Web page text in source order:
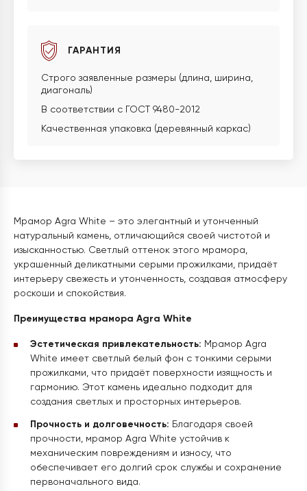
ГАРАНТИЯ
Строго заявленные размеры (длина, ширина,
диагональ)
В соответствии с ГОСТ 9480-2012
Качественная упаковка (деревянный каркас)
Мрамор Agra White – это элегантный и утонченный
натуральный камень, отличающийся своей чистотой и
изысканностью. Светлый оттенок этого мрамора,
украшенный деликатными серыми прожилками, придаёт
интерьеру свежесть и утонченность, создавая атмосферу
роскоши и спокойствия.
Преимущества мрамора Agra White
Эстетическая привлекательность: Мрамор Agra
White имеет светлый белый фон с тонкими серыми
прожилками, что придаёт поверхности изящность и
гармонию. Этот камень идеально подходит для
создания светлых и просторных интерьеров.
Прочность и долговечность: Благодаря своей
прочности, мрамор Agra White устойчив к
механическим повреждениям и износу, что
обеспечивает его долгий срок службы и сохранение
первоначального вида.